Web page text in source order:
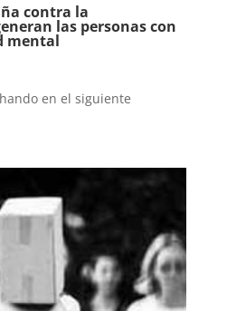
contra la
las personas con
mental
en el siguiente